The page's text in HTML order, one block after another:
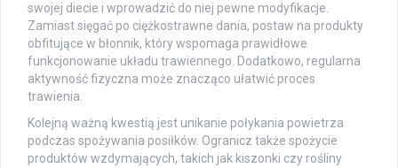
swojej diecie i wprowadzić do niej pewne modyfikacje.
Zamiast sięgać po ciężkostrawne dania, postaw na produkty
obfitujące w błonnik, który wspomaga prawidłowe
funkcjonowanie układu trawiennego. Dodatkowo, regularna
aktywność fizyczna może znacząco ułatwić proces
trawienia.
Kolejną ważną kwestią jest unikanie połykania powietrza
podczas spożywania posiłków. Ogranicz także spożycie
produktów wzdymających, takich jak kiszonki czy rośliny